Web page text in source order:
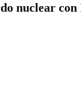
nuclear